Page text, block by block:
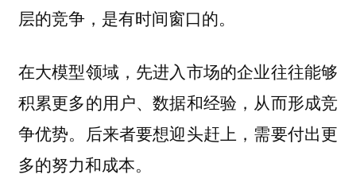
层的竞争，是有时间窗口的。
在大模型领域，先进入市场的企业往往能够
积累更多的用户、数据和经验，从而形成竞
争优势。后来者要想迎头赶上，需要付出更
多的努力和成本。